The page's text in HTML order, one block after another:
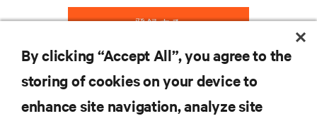
登録する
リソース
By clicking “Accept All”, you agree to the
storing of cookies on your device to
enhance site navigation, analyze site